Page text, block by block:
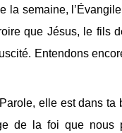
la semaine,
que Jésus, le fils
Entendons
elle est dans
de la foi que nous